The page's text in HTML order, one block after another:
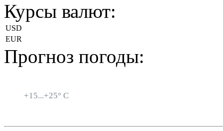
Курсы валют:
USD
EUR
Прогноз погоды:
+15...+25° C